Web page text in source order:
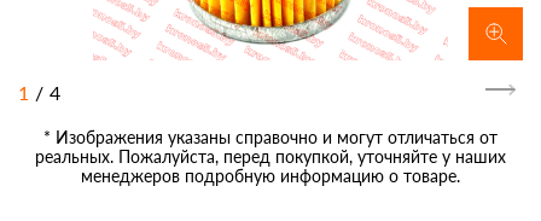
1 / 4
* Изображения указаны справочно и могут отличаться от
реальных. Пожалуйста, перед покупкой, уточняйте у наших
менеджеров подробную информацию о товаре.